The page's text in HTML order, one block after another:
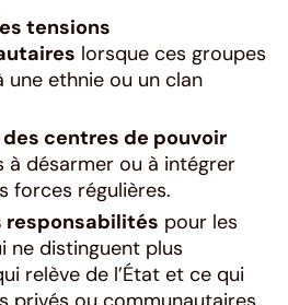
tensions
lorsque ces groupes
une ethnie ou un clan
centres de pouvoir
à désarmer ou à intégrer
forces régulières.
responsabilités pour les
ne distinguent plus
relève de l’État et ce qui